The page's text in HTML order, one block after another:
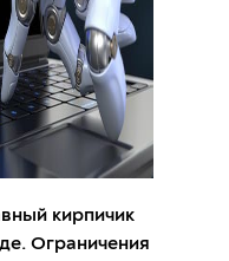
кирпичик
Ограничения